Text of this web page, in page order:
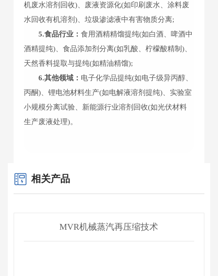
机废水溶剂回收)、废液资源化(如印刷废水、涂料废
水回收有机溶剂)、垃圾渗滤液中有害物质分离;
5.食品行业：食用酒精精馏提纯(如白酒、啤酒中
酒精提纯)、食品添加剂分离(如乳酸、柠檬酸精制)、
天然香料提取与提纯(如精油精馏);
6.其他领域： 电子化学品提纯(如电子级异丙醇、
丙酮)、锂电池材料生产(如电解液溶剂提纯)、实验室
小规模分离试验、新能源行业溶剂回收(如光伏材料
生产废液处理)。
相关产品
MVR机械蒸汽再压缩技术